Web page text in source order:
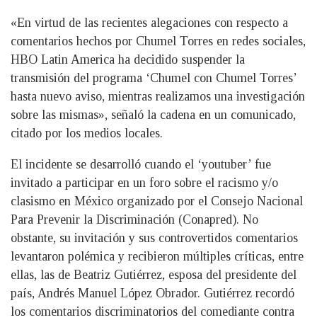
«En virtud de las recientes alegaciones con respecto a
comentarios hechos por Chumel Torres en redes sociales,
HBO Latin America ha decidido suspender la
transmisión del programa ‘Chumel con Chumel Torres’
hasta nuevo aviso, mientras realizamos una investigación
sobre las mismas», señaló la cadena en un comunicado,
citado por los medios locales.
El incidente se desarrolló cuando el ‘youtuber’ fue
invitado a participar en un foro sobre el racismo y/o
clasismo en México organizado por el Consejo Nacional
Para Prevenir la Discriminación (Conapred). No
obstante, su invitación y sus controvertidos comentarios
levantaron polémica y recibieron múltiples críticas, entre
ellas, las de Beatriz Gutiérrez, esposa del presidente del
país, Andrés Manuel López Obrador. Gutiérrez recordó
los comentarios discriminatorios del comediante contra